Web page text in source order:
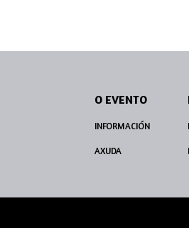
O EVENTO
INFORMACIÓN
AXUDA